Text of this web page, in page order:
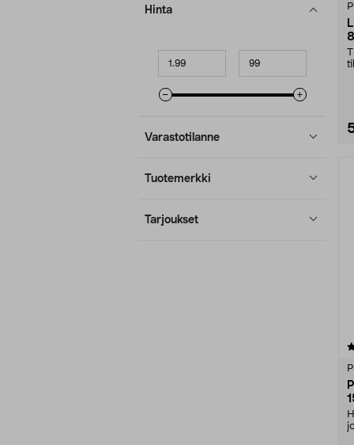
Hinta
Varastotilanne
Tuotemerkki
Tarjoukset